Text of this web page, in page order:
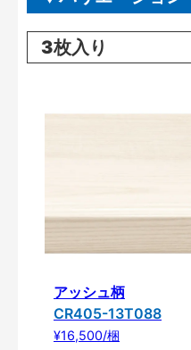
3枚入り
アッシュ柄
CR405-13T088
¥16,500/梱